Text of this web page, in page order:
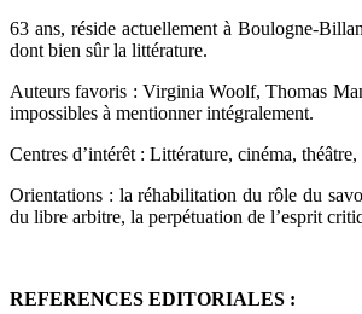
63 ans, réside actuellement à Boulogne-
dont bien sûr la littérature.
Auteurs favoris : Virginia Woolf, Thomas
impossibles à mentionner intégralement.
Centres d’intérêt : Littérature, cinéma,
Orientations : la réhabilitation du rôle du
du libre arbitre, la perpétuation de l’esprit
REFERENCES EDITORIALES :